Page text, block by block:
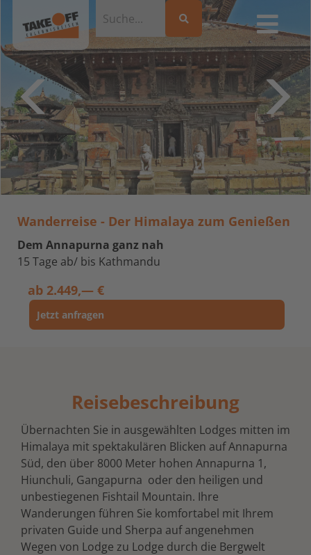
Wanderreise - Der Himalaya zum Genießen
Dem Annapurna ganz nah
15 Tage ab/ bis Kathmandu
ab 2.449,— €
Jetzt anfragen
Reisebeschreibung
Übernachten Sie in ausgewählten Lodges mitten im
Himalaya mit spektakulären Blicken auf Annapurna
Süd, den über 8000 Meter hohen Annapurna 1,
Hiunchuli, Gangapurna oder den heiligen und
unbestiegenen Fishtail Mountain. Ihre
Wanderungen führen Sie komfortabel mit Ihrem
privaten Guide und Sherpa auf angenehmen
Wegen von Lodge zu Lodge durch die Bergwelt